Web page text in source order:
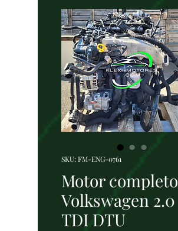
SKU: FM-ENG-0761
Motor completo
Volkswagen 2.0
TDI DTU